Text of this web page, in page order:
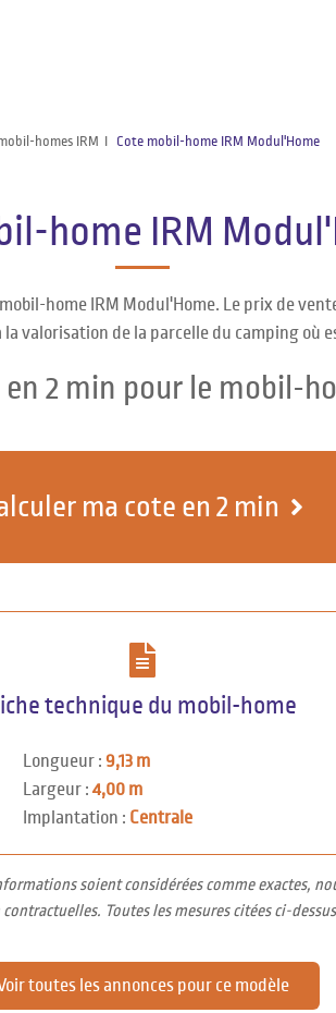
homes IRM Cote mobil-home IRM Modul'Home
home IRM
home IRM Modul'Home. Le prix de
valorisation de la parcelle du camping où
2 min pour le mobil-
ma cote en 2 min
technique du mobil-home
Longueur : 9,13 m
Largeur : 4,00 m
Implantation : Centrale
soient considérées comme exactes,
Toutes les mesures citées ci-
toutes les annonces pour ce modèle